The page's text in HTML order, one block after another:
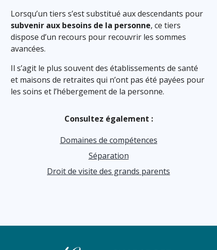
Lorsqu’un tiers s’est substitué aux descendants pour
subvenir aux besoins de la personne, ce tiers
dispose d’un recours pour recouvrir les sommes
avancées.
Il s’agit le plus souvent des établissements de santé
et maisons de retraites qui n’ont pas été payées pour
les soins et l’hébergement de la personne.
Consultez également :
Domaines de compétences
Séparation
Droit de visite des grands parents